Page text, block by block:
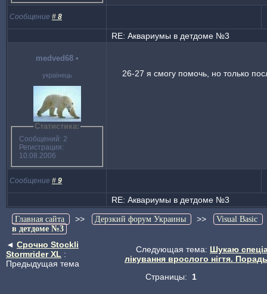
Сообщение # 8
RE: Аквариумы в детдоме №3
medved68 •
українець
Статистика:
Сообщений: 2
Регистрация:
10.08.2006
26-27 я смогу помочь, но только
Сообщение # 9
RE: Аквариумы в детдоме №3
Главная сайта >> Дерзкий форум Украины >> Visual Basic
в детдоме №3
◄ Срочно Stockli
Stormrider XL :
Предыдущая тема
Следующая тема: Шукаю
лікування врослого нігтя.
Страницы: 1